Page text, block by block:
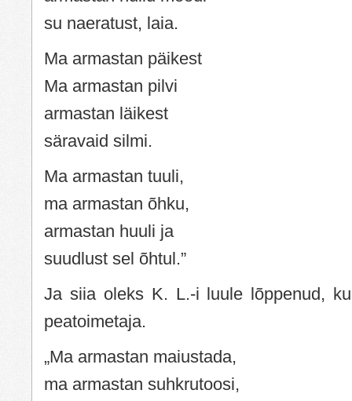
su naeratust, laia.
Ma armastan päikest
Ma armastan pilvi
armastan läikest
säravaid silmi.
Ma armastan tuuli,
ma armastan õhku,
armastan huuli ja
suudlust sel õhtul.”
Ja siia oleks K. L.-i luule lõppenud,
peatoimetaja.
„Ma armastan maiustada,
ma armastan suhkrutoosi,